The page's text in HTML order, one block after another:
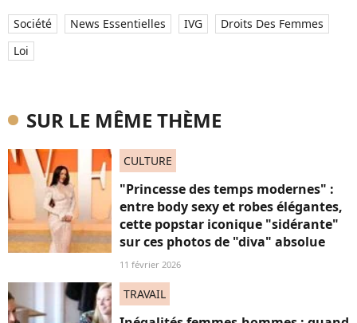
Société News Essentielles IVG
Droits Des Femmes
Loi
SUR LE MÊME THÈME
CULTURE
"Princesse des temps modernes" :
entre body sexy et robes élégantes,
cette popstar iconique "sidérante"
sur ces photos de "diva" absolue
11 février 2026
TRAVAIL